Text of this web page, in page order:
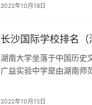
2022年10月18日
长沙国际学校排名（
湖南大学坐落于中国历史
广益实验中学是由湖南师
2022年10月15日